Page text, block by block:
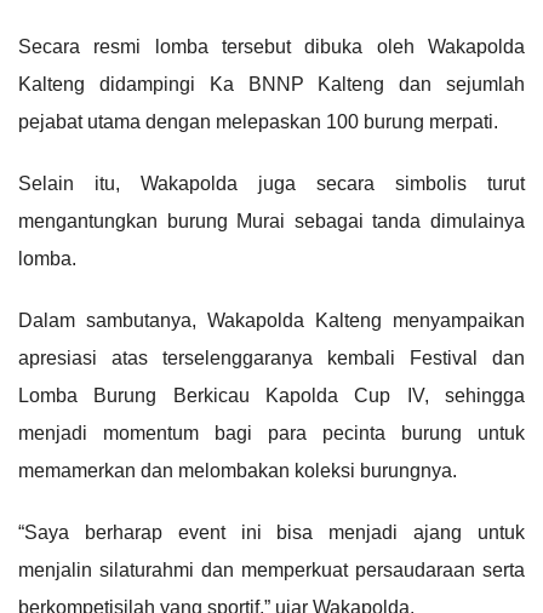
Secara resmi lomba tersebut dibuka oleh Wakapolda
Kalteng didampingi Ka BNNP Kalteng dan sejumlah
pejabat utama dengan melepaskan 100 burung merpati.
Selain itu, Wakapolda juga secara simbolis turut
mengantungkan burung Murai sebagai tanda dimulainya
lomba.
Dalam sambutanya, Wakapolda Kalteng menyampaikan
apresiasi atas terselenggaranya kembali Festival dan
Lomba Burung Berkicau Kapolda Cup IV, sehingga
menjadi momentum bagi para pecinta burung untuk
memamerkan dan melombakan koleksi burungnya.
“Saya berharap event ini bisa menjadi ajang untuk
menjalin silaturahmi dan memperkuat persaudaraan serta
berkompetisilah yang sportif,” ujar Wakapolda.